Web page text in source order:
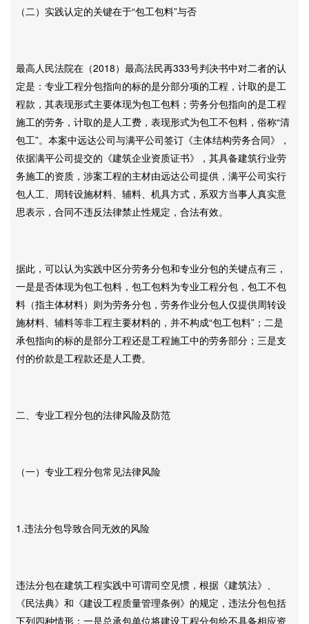
（二）实践认定的关键在于“包工包料”与否
最高人民法院在（2018）最高法民再333号判决书中对二者的认
定是：专业工程分包指向的标的是分部分项的工程，计取的是工
程款，其表现形式主要体现为包工包料；劳务分包指向的是工程
施工的劳务，计取的是人工费，表现形式为包工不包料，俗称“清
包工”。本案中远达公司与满平公司签订《主体结构劳务合同》，
依据满平公司提交的《建筑企业资质证书》，其具备建筑行业劳
务施工的资质，涉案工程的主材由远达公司提供，满平公司实行
包人工、周转设施材料、辅料、机具方式，系双方当事人真实意
思表示，合同不违反法律禁止性规定，合法有效。
据此，可以认为实践中区分劳务分包和专业分包的关键点有三，
一是是否体现为包工包料，包工包料为专业工程分包，包工不包
料（指主体材料）则为劳务分包，劳务作业分包人仅提供周转设
施材料、辅料等非工程主要材料的，并不构成“包工包料”；二是
承包指向的标的是部分工程还是工程施工中的劳务部分；三是支
付的价款是工程款还是人工费。
二、专业工程分包的法律风险及防范
（一）专业工程分包常见法律风险
1.违法分包导致合同无效的风险
违法分包在建筑工程实践中可谓司空见惯，根据《建筑法》、
《民法典》和《建设工程质量管理条例》的规定，违法分包包括
下列四种情形：一是总承包单位将建设工程分包给不具备相应资